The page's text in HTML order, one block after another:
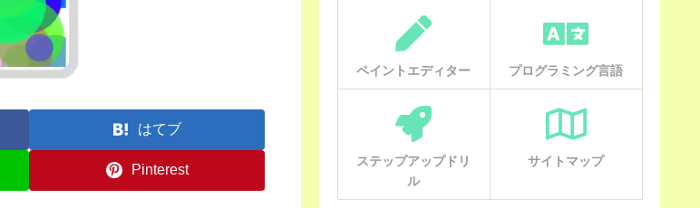
はてブ
Pinterest
ペイントエディター プログラミング言語
ステップアップドリ
ル
サイトマップ